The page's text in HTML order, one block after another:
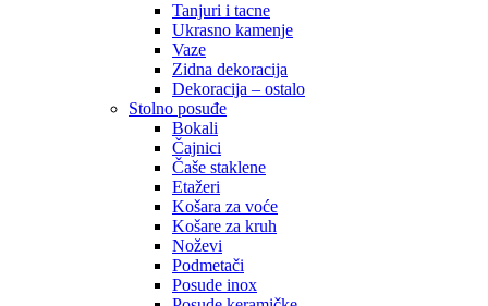
Tanjuri i tacne
Ukrasno kamenje
Vaze
Zidna dekoracija
Dekoracija – ostalo
Stolno posuđe
Bokali
Čajnici
Čaše staklene
Etažeri
Košara za voće
Košare za kruh
Noževi
Podmetači
Posude inox